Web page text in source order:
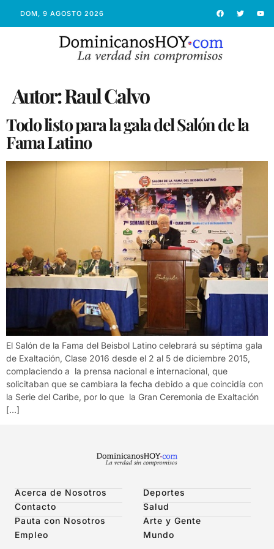
DOM, 9 AGOSTO 2026
Autor:Raul Calvo
Todo listo para la gala del Salón de la
Fama Latino
El Salón de la Fama del Beisbol Latino celebrará su séptima gala
de Exaltación, Clase 2016 desde el 2 al 5 de diciembre 2015,
complaciendo a la prensa nacional e internacional, que
solicitaban que se cambiara la fecha debido a que coincidía con
la Serie del Caribe, por lo que la Gran Ceremonia de Exaltación
[…]
Acerca de Nosotros
Contacto
Pauta con Nosotros
Empleo
Deportes
Salud
Arte y Gente
Mundo